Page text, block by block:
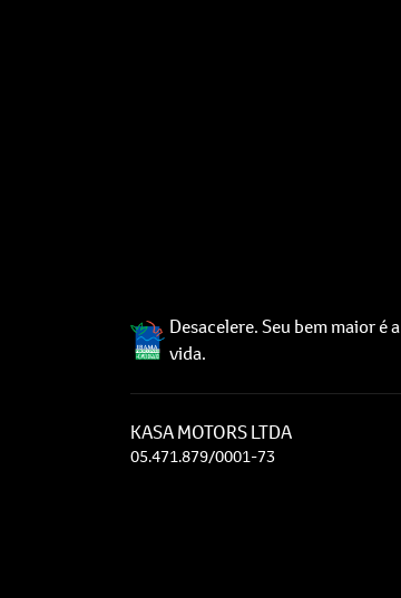
Desacelere. Seu bem maior é a
vida.
KASA MOTORS LTDA
05.471.879/0001-73